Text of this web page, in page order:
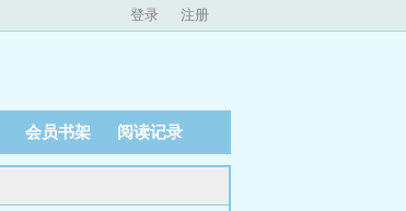
登录 注册
会员书架 阅读记录